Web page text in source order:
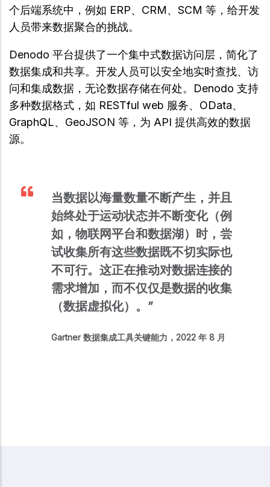
个后端系统中，例如 ERP、CRM、SCM 等，给开发
人员带来数据聚合的挑战。
Denodo 平台提供了一个集中式数据访问层，简化了
数据集成和共享。开发人员可以安全地实时查找、访
问和集成数据，无论数据存储在何处。Denodo 支持
多种数据格式，如 RESTful web 服务、OData、
GraphQL、GeoJSON 等，为 API 提供高效的数据
源。
当数据以海量数量不断产生，并且
始终处于运动状态并不断变化（例
如，物联网平台和数据湖）时，尝
试收集所有这些数据既不切实际也
不可行。这正在推动对数据连接的
需求增加，而不仅仅是数据的收集
（数据虚拟化）。”
Gartner 数据集成工具关键能力，2022 年 8 月